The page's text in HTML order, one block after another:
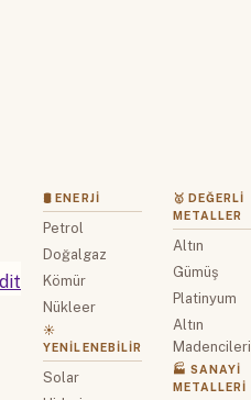
🛢 ENERJI
Petrol
Doğalgaz
Kömür
Nükleer
☀️
YENILENEBILIR
Solar
🥇 DEĞERLI
METALLER
Altın
Gümüş
Platinyum
Altın
Madencileri
🏭 SANAYI
METALLERI